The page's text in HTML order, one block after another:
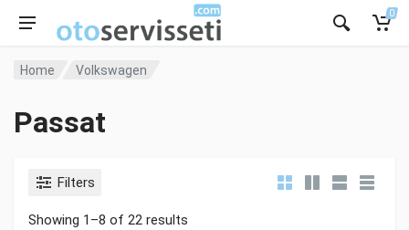
0
Home Volkswagen
Passat
Filters
Showing 1–8 of 22 results